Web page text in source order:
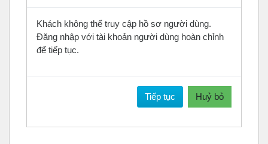
Khách không thể truy cập hồ sơ người dùng.
Đăng nhập với tài khoản người dùng hoàn chỉnh
để tiếp tục.
Tiếp tục Huỷ bỏ